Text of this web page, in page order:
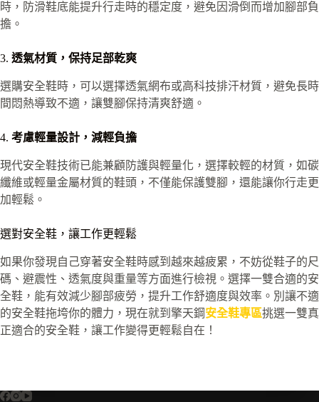
時，防滑鞋底能提升行走時的穩定度，避免因滑倒而增加腳部負
擔。
3. 透氣材質，保持足部乾爽
選購安全鞋時，可以選擇透氣網布或高科技排汗材質，避免長時
間悶熱導致不適，讓雙腳保持清爽舒適。
4. 考慮輕量設計，減輕負擔
現代安全鞋技術已能兼顧防護與輕量化，選擇較輕的材質，如碳
纖維或輕量金屬材質的鞋頭，不僅能保護雙腳，還能讓你行走更
加輕鬆。
選對安全鞋，讓工作更輕鬆
如果你發現自己穿著安全鞋時感到越來越疲累，不妨從鞋子的尺
碼、避震性、透氣度與重量等方面進行檢視。選擇一雙合適的安
全鞋，能有效減少腳部疲勞，提升工作舒適度與效率。別讓不適
的安全鞋拖垮你的體力，現在就到擎天鋼安全鞋專區挑選一雙真
正適合的安全鞋，讓工作變得更輕鬆自在！